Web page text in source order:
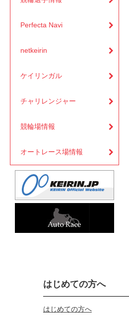
Perfecta Navi
netkeirin
ケイリンガル
チャリレンジャー
競輪場情報
オートレース場情報
はじめての方へ
はじめての方へ